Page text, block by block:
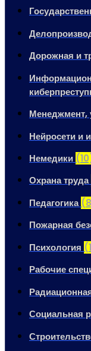
Дорожная и
Менеджмент,
Нейросети и
Немедики
Охрана труда
Педагогика
Пожарная
Психология
Рабочие
Социальная